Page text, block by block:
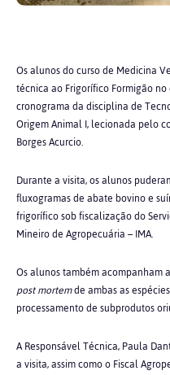
Os alunos do curso de Medicina
técnica ao Frigorífico Formigão
cronograma da disciplina de
Origem Animal I, lecionada pelo
Borges Acurcio.
Durante a visita, os alunos
fluxogramas de abate bovino e
frigorífico sob fiscalização do
Mineiro de Agropecuária – IMA.
Os alunos também acompanham
post mortemde ambas as
processamento de subprodutos
A Responsável Técnica, Paula
a visita, assim como o Fiscal